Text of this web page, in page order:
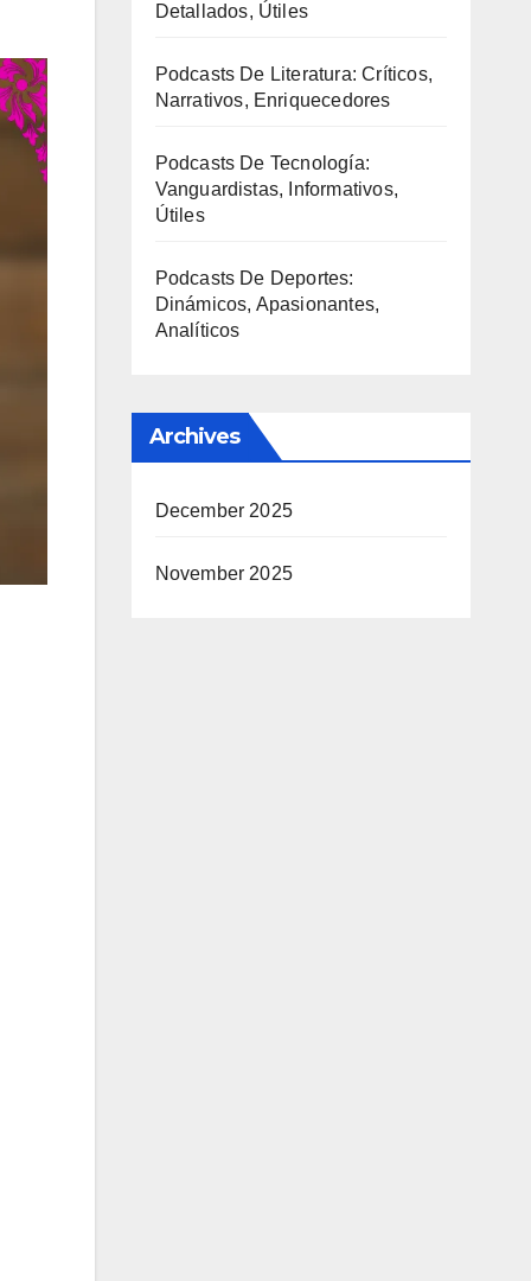
Detallados, Útiles
Podcasts De Literatura: Críticos,
Narrativos, Enriquecedores
Podcasts De Tecnología:
Vanguardistas, Informativos,
Útiles
Podcasts De Deportes:
Dinámicos, Apasionantes,
Analíticos
Archives
December 2025
November 2025